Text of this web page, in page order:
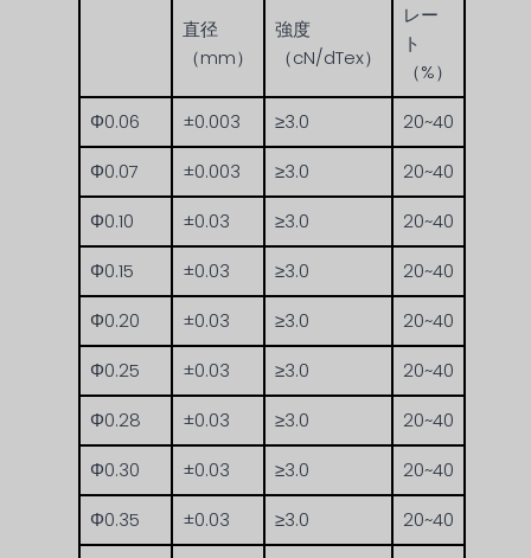
直径
（mm）
強度
（cN/dTex）
レー
ト
（%）
Φ0.06
±0.003 ≥3.0
20~40
Φ0.07
±0.003 ≥3.0
20~40
Φ0.10
±0.03 ≥3.0
20~40
Φ0.15
±0.03 ≥3.0
20~40
Φ0.20
±0.03 ≥3.0
20~40
Φ0.25
±0.03 ≥3.0
20~40
Φ0.28
±0.03 ≥3.0
20~40
Φ0.30
±0.03 ≥3.0
20~40
Φ0.35
±0.03 ≥3.0
20~40